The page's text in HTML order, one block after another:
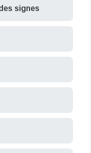
signes